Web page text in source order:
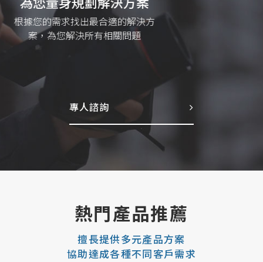
我們重視每一位顧客的需求，期盼
成為您信賴的全方位設備夥伴
專人諮詢
熱門產品推薦
擅長提供多元產品方案
協助達成各種不同客戶需求